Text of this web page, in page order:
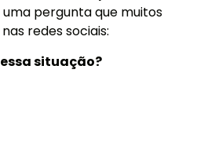
pergunta que muitos
redes sociais:
situação?